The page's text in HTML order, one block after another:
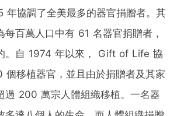
年協調了全美最多的器官捐贈者。其
每百萬人口中有 61 名器官捐贈者，
。自 1974 年以來， Gift of Life 協
移植器官，並且由於捐贈者及其家
過 200 萬宗人體組織移植。一名器